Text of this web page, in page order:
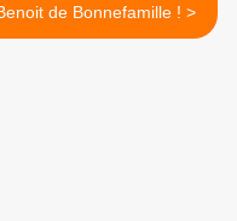
Benoit de Bonnefamille ! >